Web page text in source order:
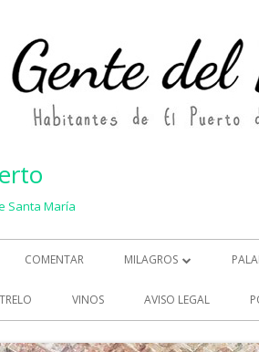
Santa María
COMENTAR MILAGROS
MILAGROS (2)
VINOS AVISO LEGAL